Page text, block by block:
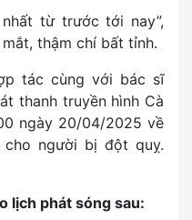
từ trước tới nay”,
thậm chí bất tỉnh.
tác cùng với bác sĩ
thanh truyền hình Cà
ngày 20/04/2025 về
người bị đột quỵ.
lịch phát sóng sau: